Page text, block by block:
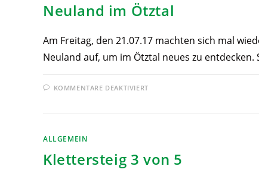
Neuland im Ötztal
Am Freitag, den 21.07.17 machten sich mal
Neuland auf, um im Ötztal neues zu
KOMMENTARE DEAKTIVIERT
ALLGEMEIN
Klettersteig 3 von 5